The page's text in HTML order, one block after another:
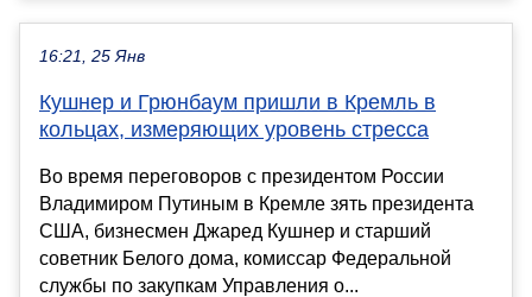
16:21, 25 Янв
Кушнер и Грюнбаум пришли в Кремль в
кольцах, измеряющих уровень стресса
Во время переговоров с президентом России
Владимиром Путиным в Кремле зять президента
США, бизнесмен Джаред Кушнер и старший
советник Белого дома, комиссар Федеральной
службы по закупкам Управления о...